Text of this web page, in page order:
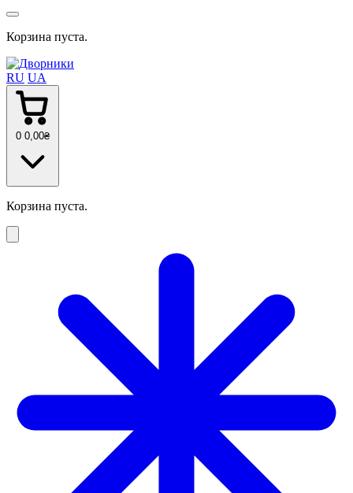
Корзина пуста.
RU UA
0 0 ,00₴
Корзина пуста.